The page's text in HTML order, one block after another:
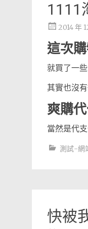
1111
2014 年
這次
就買了一
其實也沒
爽購
當然是代
測試-網
快被